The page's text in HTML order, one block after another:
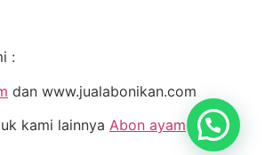
:
dan www.jualabonikan.com
kami lainnya Abon ayam